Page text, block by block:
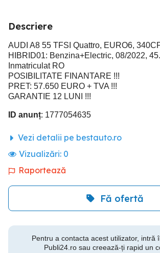
Descriere
AUDI A8 55 TFSI Quattro, EURO6,
HIBRID01: Benzina+Electric, 08/2022,
Inmatriculat RO
POSIBILITATE FINANTARE !!!
PRET: 57.650 EURO + TVA !!!
GARANTIE 12 LUNI !!!
ID anunț: 1777054635
Vezi detalii pe bestauto.ro
Vizualizări: 0
Raportează
Fă ofertă
Pentru a contacta acest utilizator, intră
Publi24.ro sau creează-ți rapid un